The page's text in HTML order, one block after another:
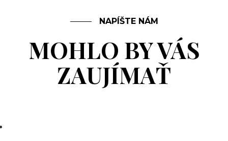
NAPÍŠTE NÁM
MOHLO BY VÁS
ZAUJÍMAŤ